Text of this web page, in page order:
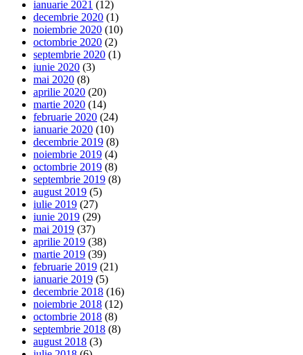
ianuarie 2021 (12)
decembrie 2020 (1)
noiembrie 2020 (10)
octombrie 2020 (2)
septembrie 2020 (1)
iunie 2020 (3)
mai 2020 (8)
aprilie 2020 (20)
martie 2020 (14)
februarie 2020 (24)
ianuarie 2020 (10)
decembrie 2019 (8)
noiembrie 2019 (4)
octombrie 2019 (8)
septembrie 2019 (8)
august 2019 (5)
iulie 2019 (27)
iunie 2019 (29)
mai 2019 (37)
aprilie 2019 (38)
martie 2019 (39)
februarie 2019 (21)
ianuarie 2019 (5)
decembrie 2018 (16)
noiembrie 2018 (12)
octombrie 2018 (8)
septembrie 2018 (8)
august 2018 (3)